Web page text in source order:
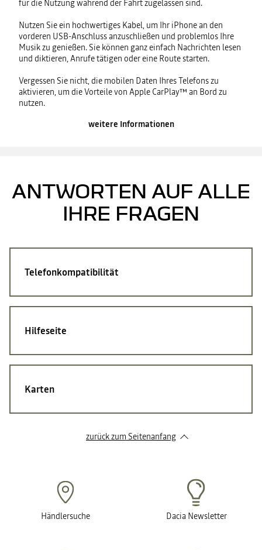
für die Nutzung während der Fahrt zugelassen sind.
Nutzen Sie ein hochwertiges Kabel, um Ihr iPhone an den
vorderen USB-Anschluss anzuschließen und problemlos Ihre
Musik zu genießen. Sie können ganz einfach Nachrichten lesen
und diktieren, Anrufe tätigen oder eine Route starten.
Vergessen Sie nicht, die mobilen Daten Ihres Telefons zu
aktivieren, um die Vorteile von Apple CarPlay™ an Bord zu
nutzen.
weitere Informationen
ANTWORTEN AUF ALLE
IHRE FRAGEN
Telefonkompatibilität
Hilfeseite
Karten
zurück zum Seitenanfang
Händlersuche Dacia Newsletter